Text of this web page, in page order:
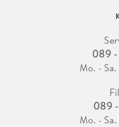
089
Mo. -
089
Mo. -